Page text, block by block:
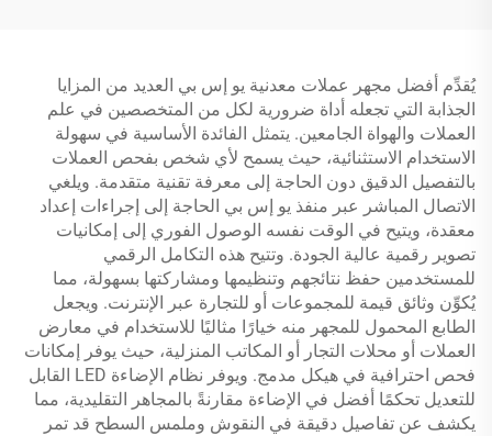
يُقدِّم أفضل مجهر عملات معدنية يو إس بي العديد من المزايا
الجذابة التي تجعله أداة ضرورية لكل من المتخصصين في علم
العملات والهواة الجامعين. يتمثل الفائدة الأساسية في سهولة
الاستخدام الاستثنائية، حيث يسمح لأي شخص بفحص العملات
بالتفصيل الدقيق دون الحاجة إلى معرفة تقنية متقدمة. ويلغي
الاتصال المباشر عبر منفذ يو إس بي الحاجة إلى إجراءات إعداد
معقدة، ويتيح في الوقت نفسه الوصول الفوري إلى إمكانيات
تصوير رقمية عالية الجودة. وتتيح هذه التكامل الرقمي
للمستخدمين حفظ نتائجهم وتنظيمها ومشاركتها بسهولة، مما
يُكوِّن وثائق قيمة للمجموعات أو للتجارة عبر الإنترنت. ويجعل
الطابع المحمول للمجهر منه خيارًا مثاليًا للاستخدام في معارض
العملات أو محلات التجار أو المكاتب المنزلية، حيث يوفر إمكانات
فحص احترافية في هيكل مدمج. ويوفر نظام الإضاءة LED القابل
للتعديل تحكمًا أفضل في الإضاءة مقارنةً بالمجاهر التقليدية، مما
يكشف عن تفاصيل دقيقة في النقوش وملمس السطح قد تمر